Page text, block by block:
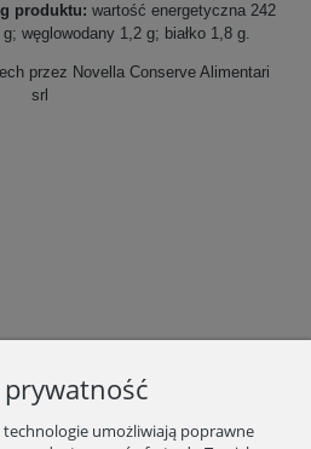
produktu: wartość energetyczna 242
węglowodany 1,2 g; białko 1,8 g.
przez Novella Conserve Alimentari
srl
umożliwiają poprawne